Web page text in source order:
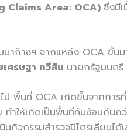
Claims Area: OCA) ซึ่งมี
าก๊าซฯ จากแหล่ง OCA ขึ้น
เศรษฐา ทวีสิน นายกรัฐมนตรี
พื้นที่ OCA เกิดขึ้นจากการที่
ทำให้เกิดเป็นพื้นที่ทับซ้อนกัน
นินกิจกรรมสำรวจปิโตรเลียมไ